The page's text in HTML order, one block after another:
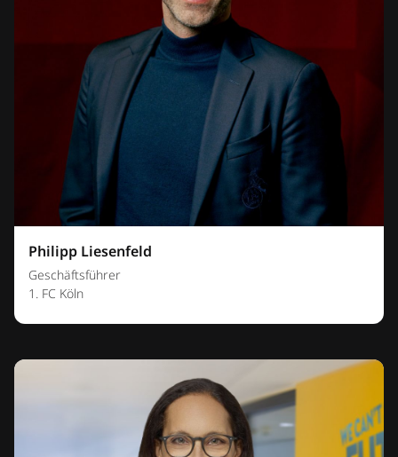
Philipp Liesenfeld
Geschäftsführer
1. FC Köln